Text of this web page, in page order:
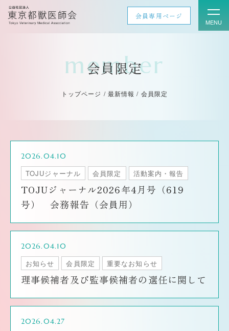
会員専用ページ
member
会員限定
トップページ / 最新情報 / 会員限定
2026.04.10
TOJUジャーナル 会員限定 活動案内・報告
TOJUジャーナル2026年4月号（619
号） 会務報告（会員用）
2026.04.10
お知らせ 会員限定 重要なお知らせ
理事候補者及び監事候補者の選任に関して
2026.04.27